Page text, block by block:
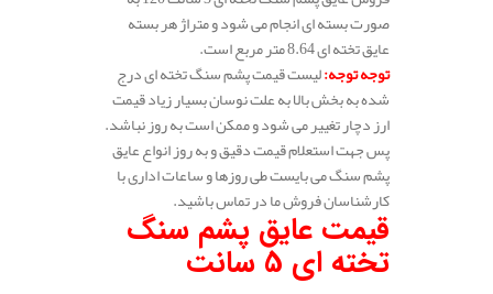
صورت بسته ای انجام می شود و متراژ هر بسته
عایق تخته ای 8.64 متر مربع است.
توجه توجه:لیست قیمت پشم سنگ تخته ای درج
شده به بخش بالا به علت نوسان بسیار زیاد قیمت
ارز دچار تغییر می شود و ممکن است به روز نباشد.
پس جهت استعلام قیمت دقیق و به روز انواع عایق
پشم سنگ می بایست طی روزها و ساعات اداری با
کارشناسان فروش ما در تماس باشید.
قیمت عایق پشم سنگ
تخته ای 5 سانت